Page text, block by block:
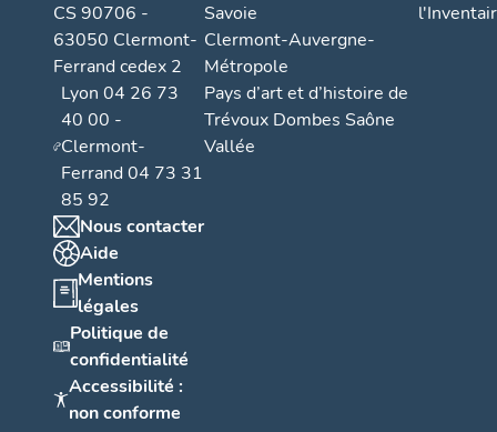
CS 90706 -
63050 Clermont-
Ferrand cedex 2
Lyon 04 26 73
40 00 -
Clermont-
Ferrand 04 73 31
85 92
Nous contacter
Aide
Mentions
légales
Politique de
confidentialité
Accessibilité :
non conforme
Savoie
Clermont-Auvergne-
Métropole
Pays d’art et d’histoire de
Trévoux Dombes Saône
Vallée